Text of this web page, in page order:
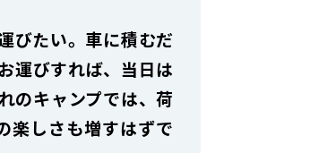
びたい。車に積むだ
運びすれば、当日は
のキャンプでは、荷
楽しさも増すはずで